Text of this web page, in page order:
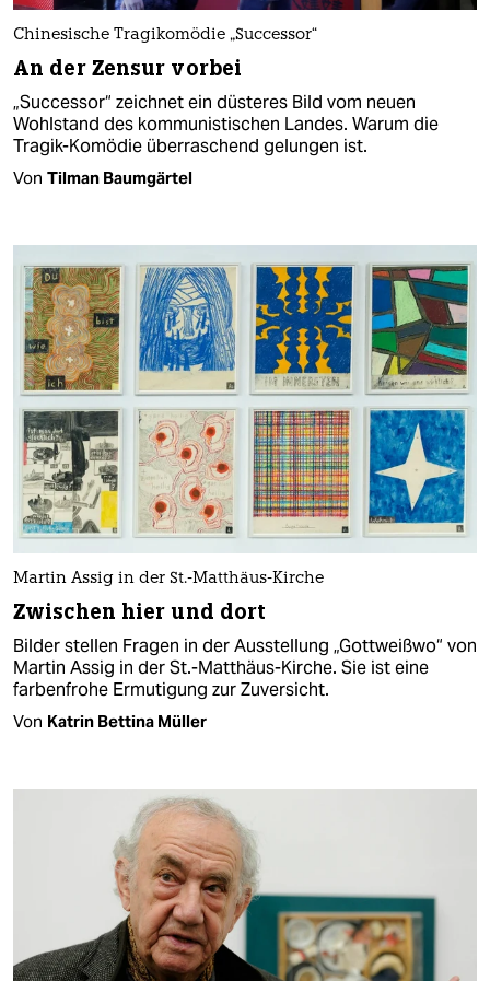
Chinesische Tragikomödie „Successor“
An der Zensur vorbei
„Successor“ zeichnet ein düsteres Bild vom neuen
Wohlstand des kommunistischen Landes. Warum die
Tragik-Komödie überraschend gelungen ist.
Von Tilman Baumgärtel
Martin Assig in der St.-Matthäus-Kirche
Zwischen hier und dort
Bilder stellen Fragen in der Ausstellung „Gottweißwo“ von
Martin Assig in der St.-Matthäus-Kirche. Sie ist eine
farbenfrohe Ermutigung zur Zuversicht.
Von Katrin Bettina Müller